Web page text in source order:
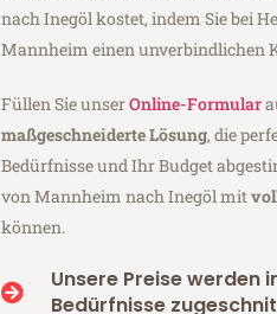
nach Inegöl kostet, indem Sie bei
Mannheim einen unverbindlichen
Füllen Sie unserOnline-Formular
maßgeschneiderte Lösung, die
Bedürfnisse und Ihr Budget
von Mannheim nach Inegöl mit
können.
Unsere Preise werden
Bedürfnisse